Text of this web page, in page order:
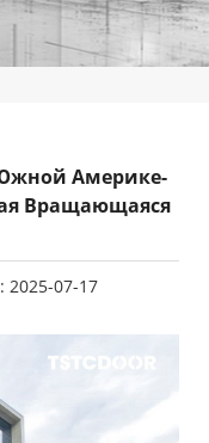
Америке-
Вращающаяся
2025-07-17